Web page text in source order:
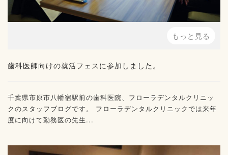
もっと見る
歯科医師向けの就活フェスに参加しました。
千葉県市原市八幡宿駅前の歯科医院、フローラデンタルクリニッ
クのスタッフブログです。 フローラデンタルクリニックでは来年
度に向けて勤務医の先生...